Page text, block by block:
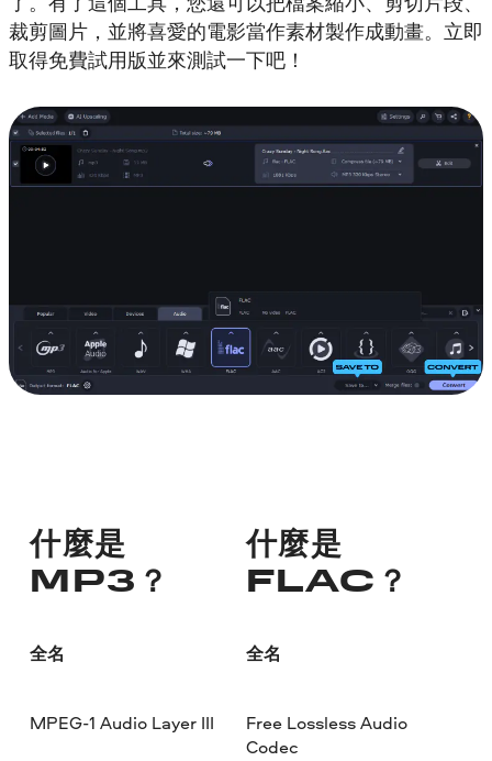
裁剪圖片，並將喜愛的電影當作素材製作成動畫。立即
取得免費試用版並來測試一下吧！
什麼是
MP3？
全名
MPEG-1 Audio Layer III
什麼是
FLAC？
全名
Free Lossless Audio
Codec